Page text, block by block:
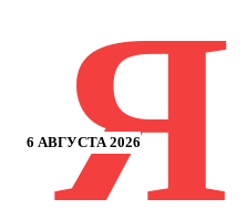
6 АВГУСТА 2026
Я